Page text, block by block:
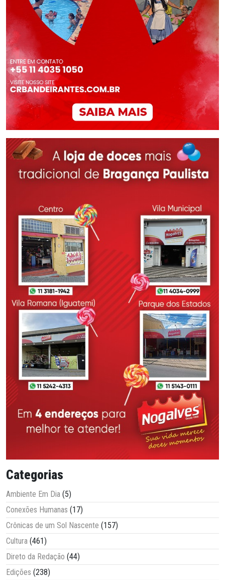
Categorias
Ambiente Em Dia (5)
Conexões Humanas (17)
Crônicas de um Sol Nascente (157)
Cultura (461)
Direto da Redação (44)
Edições (238)